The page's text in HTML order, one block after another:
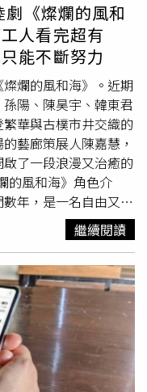
《燦爛的風和
人看完超有
能不斷努力
爛的風和海》。近期
陽、陳昊宇、韓東君
華與古樸市井交織的
藝廊策展人陳嘉慧，
了一段浪漫又治癒的
年，是一名自由又神
承融匯之城，開始了
豪有浪漫的戀愛。
博）韓俊豪（韓東君
杯賽事，雖然已過
有和這個賽場分出一
自 《燦爛的風和
性自由灑脫、笑容溫
通，但看似無憂無慮
助麥又歌並產生曖昧
繼續閱讀